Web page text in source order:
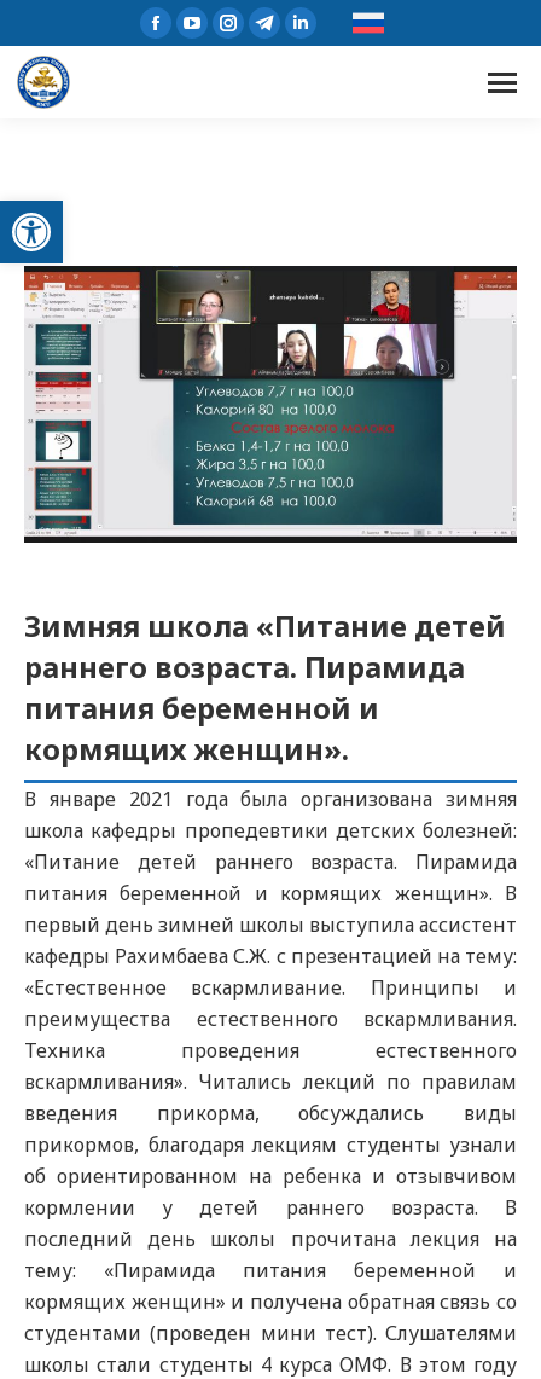
Открыть панель инструментов
Зимняя школа «Питание детей
раннего возраста. Пирамида
питания беременной и
кормящих женщин».
В январе 2021 года была организована зимняя
школа кафедры пропедевтики детских болезней:
«Питание детей раннего возраста. Пирамида
питания беременной и кормящих женщин». В
первый день зимней школы выступила ассистент
кафедры Рахимбаева С.Ж. с презентацией на тему:
«Естественное вскармливание. Принципы и
преимущества естественного вскармливания.
Техника проведения естественного
вскармливания». Читались лекций по правилам
введения прикорма, обсуждались виды
прикормов, благодаря лекциям студенты узнали
об ориентированном на ребенка и отзывчивом
кормлении у детей раннего возраста. В
последний день школы прочитана лекция на
тему: «Пирамида питания беременной и
кормящих женщин» и получена обратная связь со
студентами (проведен мини тест). Слушателями
школы стали студенты 4 курса ОМФ. В этом году